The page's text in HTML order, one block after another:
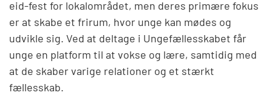
eid-fest for lokalområdet, men deres primære fokus
er at skabe et frirum, hvor unge kan mødes og
udvikle sig. Ved at deltage i Ungefællesskabet får
unge en platform til at vokse og lære, samtidig med
at de skaber varige relationer og et stærkt
fællesskab.